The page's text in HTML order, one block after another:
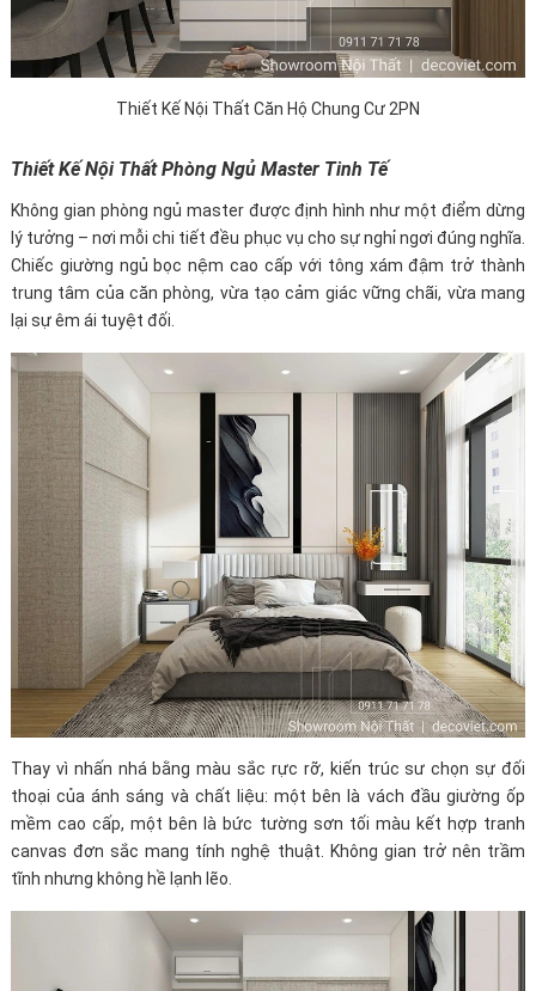
Thiết Kế Nội Thất Căn Hộ Chung Cư 2PN
Thiết Kế Nội Thất Phòng Ngủ Master Tinh Tế
Không gian phòng ngủ master được định hình như một điểm dừng
lý tưởng – nơi mỗi chi tiết đều phục vụ cho sự nghỉ ngơi đúng nghĩa.
Chiếc giường ngủ bọc nệm cao cấp với tông xám đậm trở thành
trung tâm của căn phòng, vừa tạo cảm giác vững chãi, vừa mang
lại sự êm ái tuyệt đối.
Thay vì nhấn nhá bằng màu sắc rực rỡ, kiến trúc sư chọn sự đối
thoại của ánh sáng và chất liệu: một bên là vách đầu giường ốp
mềm cao cấp, một bên là bức tường sơn tối màu kết hợp tranh
canvas đơn sắc mang tính nghệ thuật. Không gian trở nên trầm
tĩnh nhưng không hề lạnh lẽo.